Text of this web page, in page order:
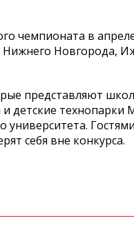
чемпионата в
Новгорода,
представляют
детские
себя вне конкурса.